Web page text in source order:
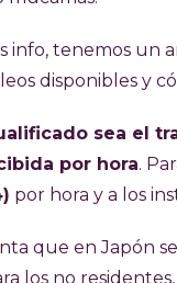
info, tenemos un
disponibles y
sea el
por hora.
) por hora y a los
que en Japón
los no